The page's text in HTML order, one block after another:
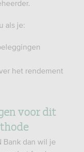
als je:
het rendement
voor dit
Bank dan wil je